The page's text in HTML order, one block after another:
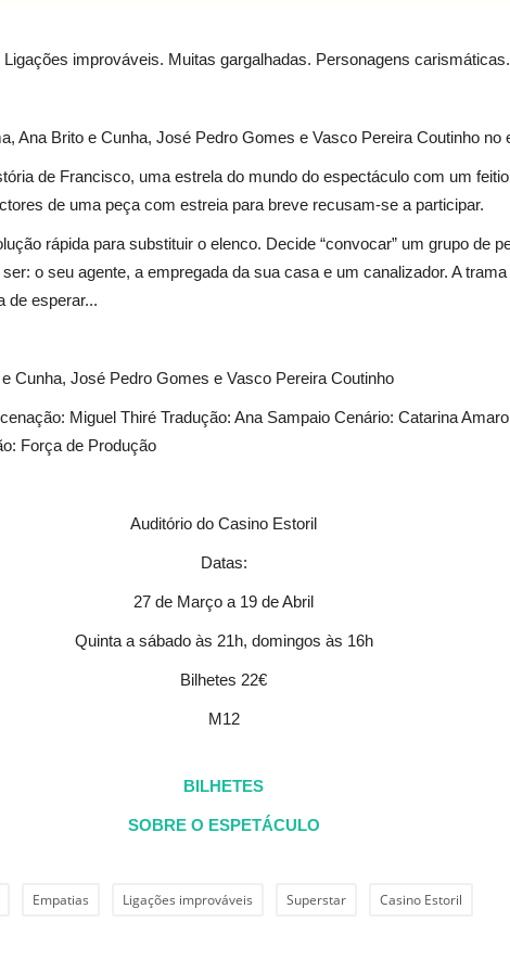
improváveis. Muitas gargalhadas. Personagens carismáticas.
Ana Brito e Cunha, José Pedro Gomes e Vasco Pereira Coutinho no
de Francisco, uma estrela do mundo do espectáculo com um
de uma peça com estreia para breve recusam-se a participar.
rápida para substituir o elenco. Decide “convocar” um grupo de
o seu agente, a empregada da sua casa e um canalizador. A
de esperar...
Cunha, José Pedro Gomes e Vasco Pereira Coutinho
Miguel Thiré Tradução: Ana Sampaio Cenário: Catarina
Força de Produção
Auditório do Casino Estoril
Datas:
27 de Março a 19 de Abril
Quinta a sábado às 21h, domingos às 16h
Bilhetes 22€
M12
BILHETES
SOBRE O ESPETÁCULO
Empatias Ligações improváveis Superstar Casino Estoril
da Praia da Rocha
Cultura
Museu Municipal